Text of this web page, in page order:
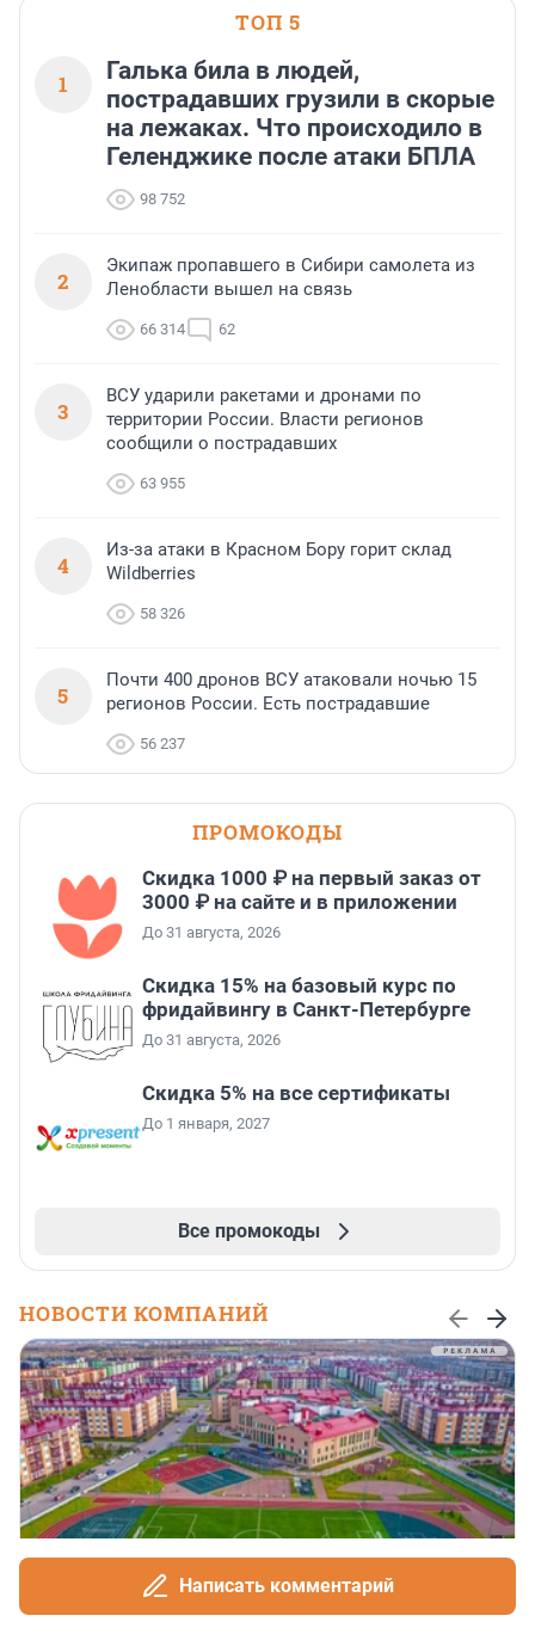
ТОП 5
1
Галька била в людей,
пострадавших грузили в скорые
на лежаках. Что происходило в
Геленджике после атаки БПЛА
98 752
2
Экипаж пропавшего в Сибири самолета из
Ленобласти вышел на связь
66 314 62
3
ВСУ ударили ракетами и дронами по
территории России. Власти регионов
сообщили о пострадавших
63 955
4
Из-за атаки в Красном Бору горит склад
Wildberries
58 326
5
Почти 400 дронов ВСУ атаковали ночью 15
регионов России. Есть пострадавшие
56 237
ПРОМОКОДЫ
Скидка 1000 ₽ на первый заказ от
3000 ₽ на сайте и в приложении
До 31 августа, 2026
Скидка 15% на базовый курс по
фридайвингу в Санкт-Петербурге
До 31 августа, 2026
Скидка 5% на все сертификаты
До 1 января, 2027
Все промокоды
НОВОСТИ КОМПАНИЙ
Строители «Образцовых кварталов»
Написать комментарий